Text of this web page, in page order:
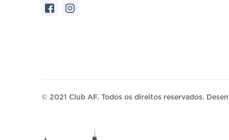
© 2021 Club AF. Todos os direitos reservados.